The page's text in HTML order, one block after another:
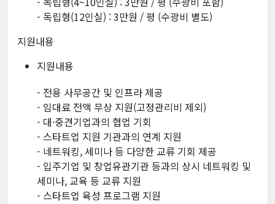
- 독립형(12인실) : 3만원 / 평 (수광비 별도)
지원내용
지원내용
- 전용 사무공간 및 인프라 제공
- 임대료 전액 무상 지원(고정관리비 제외)
- 대·중견기업과의 협업 기회
- 스타트업 지원 기관과의 연계 지원
- 네트워킹, 세미나 등 다양한 교류 기회 제공
- 입주기업 및 창업유관기관 등과의 상시 네트워킹 및
세미나, 교육 등 교류 지원
- 스타트업 육성 프로그램 지원